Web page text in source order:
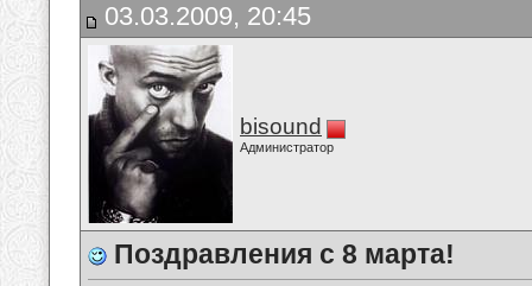
03.03.2009, 20:45
bisound
Администратор
Поздравления с 8 марта!